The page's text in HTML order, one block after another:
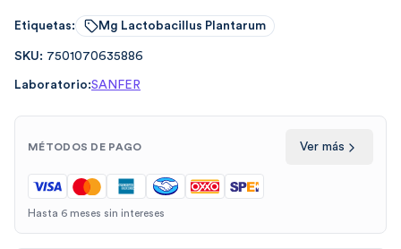
Etiquetas: Mg Lactobacillus Plantarum
SKU: 7501070635886
Laboratorio:SANFER
MÉTODOS DE PAGO Ver más
Hasta 6 meses sin intereses